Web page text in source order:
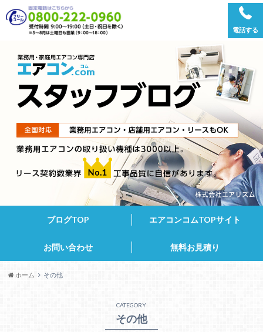
電話する
ブログTOP エアコンコムTOPサイト
お問い合わせ 無料お見積り
ホーム その他
CATEGORY
その他